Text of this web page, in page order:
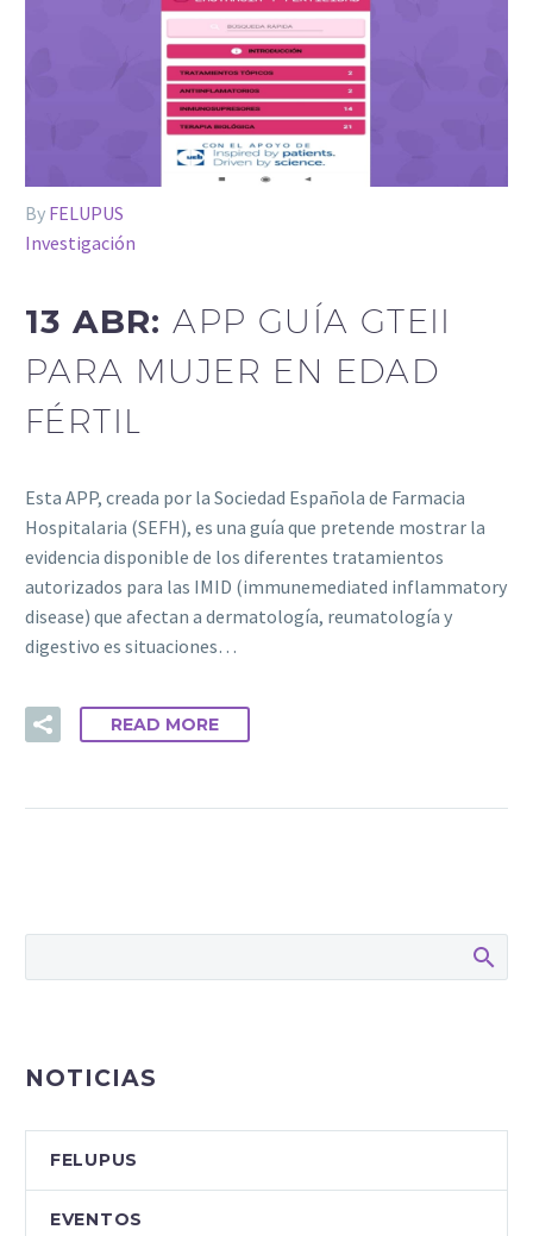
By FELUPUS
Investigación
13 ABR:APP GUÍA GTEII
PARA MUJER EN EDAD
FÉRTIL
Esta APP, creada por la Sociedad Española de Farmacia
Hospitalaria (SEFH), es una guía que pretende mostrar la
evidencia disponible de los diferentes tratamientos
autorizados para las IMID (immunemediated inflammatory
disease) que afectan a dermatología, reumatología y
digestivo es situaciones…
READ MORE
NOTICIAS
FELUPUS
EVENTOS